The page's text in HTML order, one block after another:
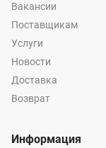
Вакансии
Поставщикам
Услуги
Новости
Доставка
Возврат
Информация